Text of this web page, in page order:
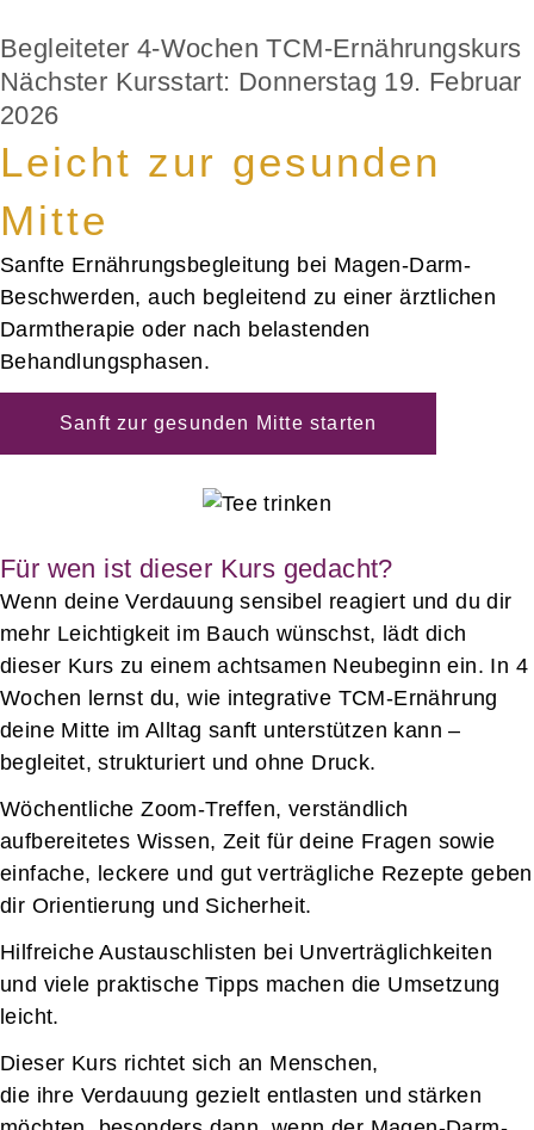
Begleiteter 4-Wochen TCM-Ernährungskurs
Nächster Kursstart: Donnerstag 19. Februar
2026
Leicht zur gesunden
Mitte
Sanfte Ernährungsbegleitung bei Magen-Darm-
Beschwerden, auch begleitend zu einer ärztlichen
Darmtherapie oder nach belastenden
Behandlungsphasen.
Sanft zur gesunden Mitte starten
Für wen ist dieser Kurs gedacht?
Wenn deine Verdauung sensibel reagiert und du dir
mehr Leichtigkeit im Bauch wünschst, lädt dich
dieser Kurs zu einem achtsamen Neubeginn ein. In 4
Wochen lernst du, wie integrative TCM-Ernährung
deine Mitte im Alltag sanft unterstützen kann –
begleitet, strukturiert und ohne Druck.
Wöchentliche Zoom-Treffen, verständlich
aufbereitetes Wissen, Zeit für deine Fragen sowie
einfache, leckere und gut verträgliche Rezepte geben
dir Orientierung und Sicherheit.
Hilfreiche Austauschlisten bei Unverträglichkeiten
und viele praktische Tipps machen die Umsetzung
leicht.
Dieser Kurs richtet sich an Menschen,
die ihre Verdauung gezielt entlasten und stärken